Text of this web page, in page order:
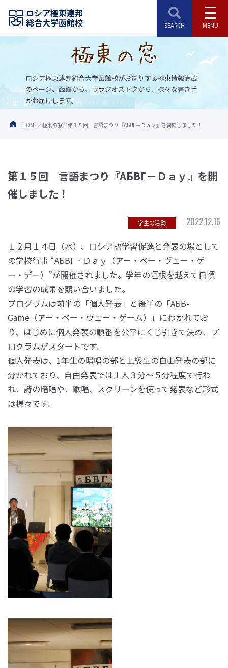
ロシア極東連邦
総合大学函館校
ロシア極東連邦総合大学函館校がお送りする極東情報満載
のページ。 函館から、ウラジオストクから、様々な書き手
がお届けします。
HOME 極東の窓 第１５回 言語まつり『АБВГ－Ｄａｙ』を開催しました！
第１５回 言語まつり『АБВГ－Ｄａｙ』を開
催しました！
学生の活動
2022.12.16
１２月１４日（水）、ロシア語学習促進と発表の場として
の学校行事 “АБВГ‐Ｄａｙ（アー・ベー・ヴェー・ゲ
ー・デー）”が開催されました。学年の垣根を越えて日頃
の学習の成果を競い合いました。
プログラムは前半の「個人発表」と後半の「АБВ-
Game（アー・ベー・ヴェー・ゲーム）」にわかれてお
り、はじめに個人発表の順番を公平にくじ引きで決め、プ
ログラムがスタートです。
個人発表は、1年生の暗唱の部と上級生の自由発表の部に
分かれており、自由発表では１人３分～５分程度で行わ
れ、詩の暗唱や、歌唱、スクリーンを使って発表など形式
は様々です。